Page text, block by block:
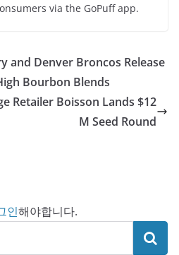
via the GoPuff app.
and Denver Broncos Release
Bourbon Blends
Retailer Boisson Lands $12
M Seed Round
인해야합니다.